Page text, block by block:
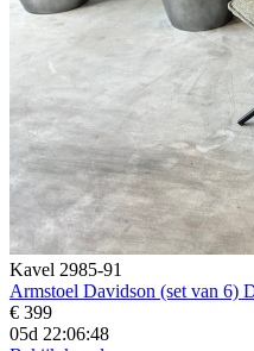
Kavel 2985-91
Armstoel Davidson (set van 6)
€ 399
05d 22:06:45